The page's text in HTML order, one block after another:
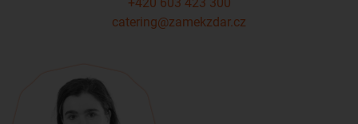
catering@zamekzdar.cz